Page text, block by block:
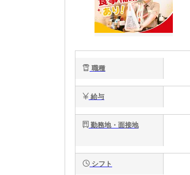
職種
給与
勤務地・面接地
シフト